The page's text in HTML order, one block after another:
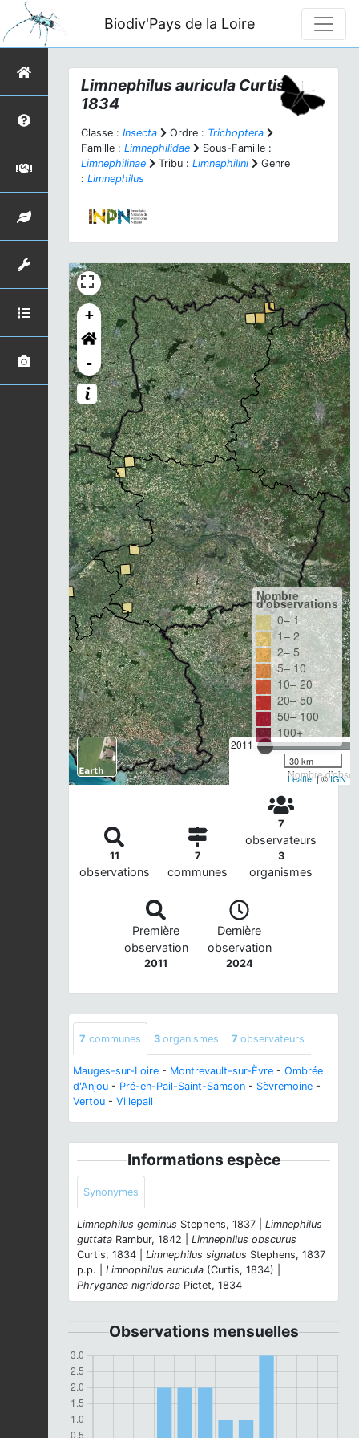
Biodiv'Pays de la Loire
Limnephilus auricula Curtis,
1834
Classe : Insecta Ordre : Trichoptera
Famille : Limnephilidae
Sous-Famille :
Limnephilinae
Tribu : Limnephilini
Genre
: Limnephilus
+
-
2011
Nombre
Nombre
d'observations
0– 1
1– 2
2– 5
5– 10
10– 20
20– 50
50– 100
100+
30 km
Leaflet| ©IGN
11
observations
7
communes
7
observateurs
3
organismes
Première
observation
2011
Dernière
observation
2024
7 communes 3 organismes 7 observateurs
Mauges-sur-Loire - Montrevault-sur-Èvre - Ombrée
d'Anjou - Pré-en-Pail-Saint-Samson - Sèvremoine -
Vertou - Villepail
Informations espèce
Synonymes
Limnephilus geminus Stephens, 1837 | Limnephilus
guttata Rambur, 1842 | Limnephilus obscurus
Curtis, 1834 | Limnephilus signatus Stephens, 1837
p.p. | Limnophilus auricula (Curtis, 1834) |
Phryganea nigridorsa Pictet, 1834
Observations mensuelles